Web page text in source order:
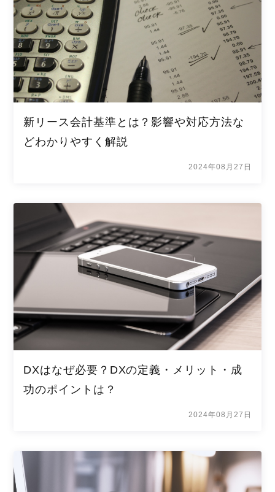
新リース会計基準とは？影響や対応方法な
どわかりやすく解説
2024年08月27日
DXはなぜ必要？DXの定義・メリット・成
功のポイントは？
2024年08月27日